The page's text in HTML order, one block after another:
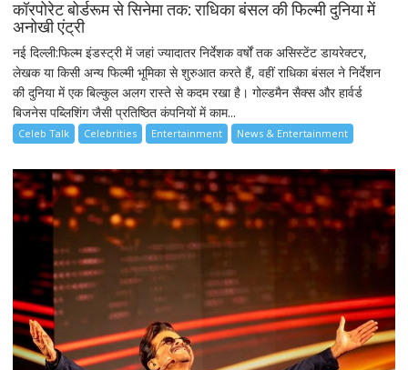
कॉरपोरेट बोर्डरूम से सिनेमा तक: राधिका बंसल की फिल्मी दुनिया में
अनोखी एंट्री
नई दिल्ली:फिल्म इंडस्ट्री में जहां ज्यादातर निर्देशक वर्षों तक असिस्टेंट डायरेक्टर,
लेखक या किसी अन्य फिल्मी भूमिका से शुरुआत करते हैं, वहीं राधिका बंसल ने निर्देशन
की दुनिया में एक बिल्कुल अलग रास्ते से कदम रखा है। गोल्डमैन सैक्स और हार्वर्ड
बिजनेस पब्लिशिंग जैसी प्रतिष्ठित कंपनियों में काम...
Celeb Talk Celebrities Entertainment News & Entertainment